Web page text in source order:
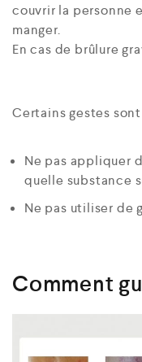
couvrir la personne
manger.
En cas de brûlure
Certains gestes
Ne pas appliquer
quelle substance
Ne pas utiliser de
Comment